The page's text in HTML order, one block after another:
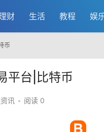
财 生活 教程 娱
币
平台|比特币
讯 • 阅读 0